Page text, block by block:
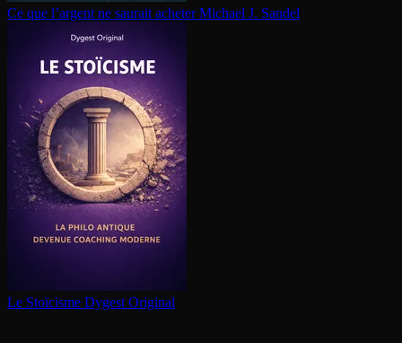
Ce que l’argent ne saurait acheter Michael J. Sandel
Le Stoïcisme Dygest Original